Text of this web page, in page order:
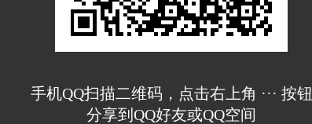
手机QQ扫描二维码，点击右上角 ··· 按钮
分享到QQ好友或QQ空间